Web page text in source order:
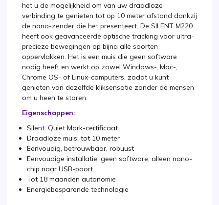
het u de mogelijkheid om van uw draadloze
verbinding te genieten tot op 10 meter afstand dankzij
de nano-zender die het presenteert. De SILENT M220
heeft ook geavanceerde optische tracking voor ultra-
precieze bewegingen op bijna alle soorten
oppervlakken. Het is een muis die geen software
nodig heeft en werkt op zowel Windows-, Mac-,
Chrome OS- of Linux-computers, zodat u kunt
genieten van dezelfde kliksensatie zonder de mensen
om u heen te storen.
Eigenschappen:
Silent: Quiet Mark-certificaat
Draadloze muis: tot 10 meter
Eenvoudig, betrouwbaar, robuust
Eenvoudige installatie: geen software, alleen nano-
chip naar USB-poort
Tot 18 maanden autonomie
Energiebesparende technologie